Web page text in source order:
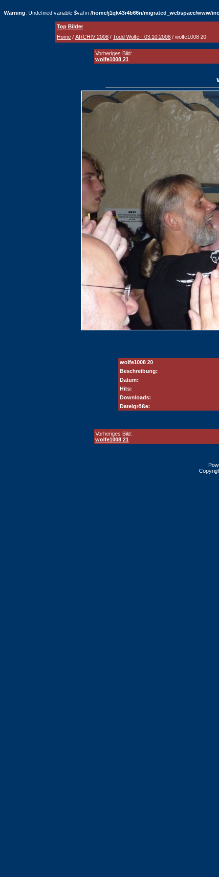
Warning: Undefined variable $val in /home/j1qk43r4b66n/migrated_webspace/www/
Top Bilder
Home / ARCHIV 2008 / Todd Wolfe - 03.10.2008 / wolfe1008 20
Vorheriges Bild:
wolfe1008 21
wolfe1008 20
Beschreibung:
Datum:
Hits:
Downloads:
Dateigröße:
Vorheriges Bild:
wolfe1008 21